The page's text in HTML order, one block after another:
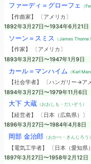
ファーディ＝グローフェ （
【作曲家】 〔アメリカ〕
1892年3月27日〜1934年6月21日
ソーン＝スミス （James Thorne
【作家】 〔アメリカ〕
1893年3月27日〜1947年1月9日
カール＝マンハイム （Karl
【社会学者】 〔ハンガリー→ア
1894年3月27日〜1979年11月6日
大下 大蔵（おおしも・だいぞう）
【経営者】 〔日本（広島県）〕
1896年3月27日〜1984年4月8日
岡部 金治郎（おかべ・きんじろう）
【電気工学者】 〔日本（愛知県
1897年3月27日〜1958年2月12日